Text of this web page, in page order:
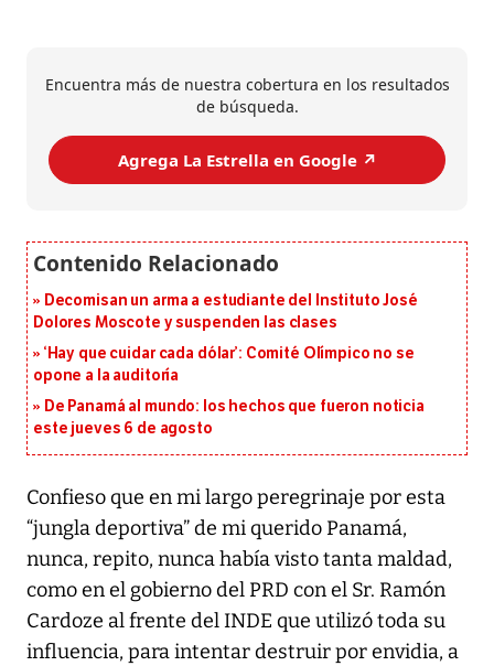
Encuentra más de nuestra cobertura en los resultados
de búsqueda.
Agrega La Estrella en Google ↗️
Decomisan un arma a estudiante del Instituto José
Dolores Moscote y suspenden las clases
‘Hay que cuidar cada dólar’: Comité Olímpico no se
opone a la auditoría
De Panamá al mundo: los hechos que fueron noticia
este jueves 6 de agosto
Confieso que en mi largo peregrinaje por esta
“jungla deportiva” de mi querido Panamá,
nunca, repito, nunca había visto tanta maldad,
como en el gobierno del PRD con el Sr. Ramón
Cardoze al frente del INDE que utilizó toda su
influencia, para intentar destruir por envidia, a